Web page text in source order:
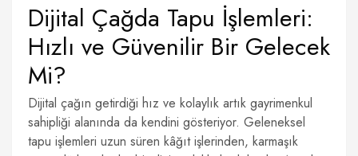
Dijital Çağda Tapu İşlemleri:
Hızlı ve Güvenilir Bir Gelecek
Mi?
Dijital çağın getirdiği hız ve kolaylık artık gayrimenkul
sahipliği alanında da kendini gösteriyor. Geleneksel
tapu işlemleri uzun süren kâğıt işlerinden, karmaşık